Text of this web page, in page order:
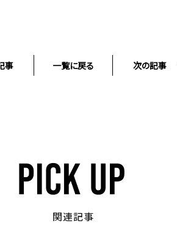
事 一覧に戻る 次の記事
関連記事